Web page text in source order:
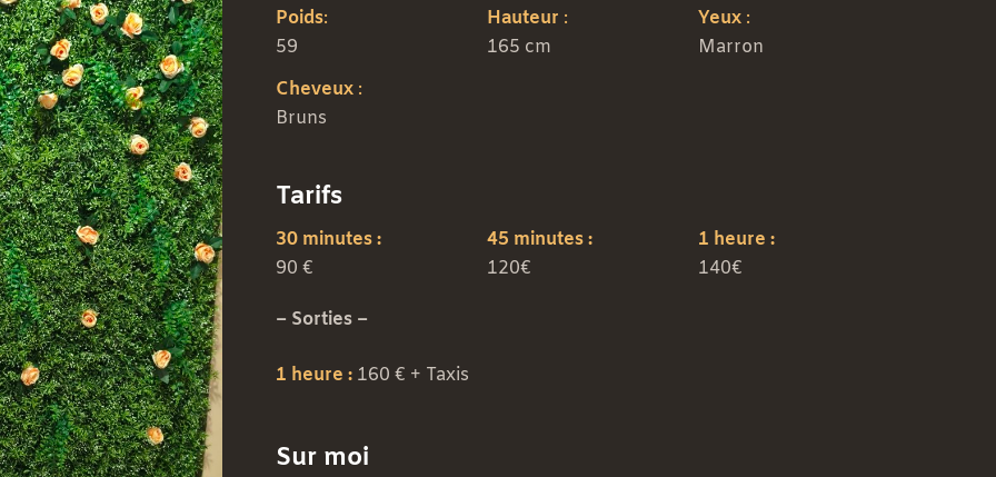
Poids:
59
Hauteur :
165 cm
Yeux :
Marron
Cheveux :
Bruns
Tarifs
30 minutes :
90 €
45 minutes :
120€
1 heure :
140€
– Sorties –
1 heure : 160 € + Taxis
Sur moi